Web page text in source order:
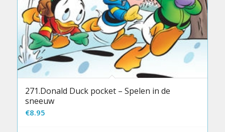
271.Donald Duck pocket – Spelen in de
sneeuw
€8.95